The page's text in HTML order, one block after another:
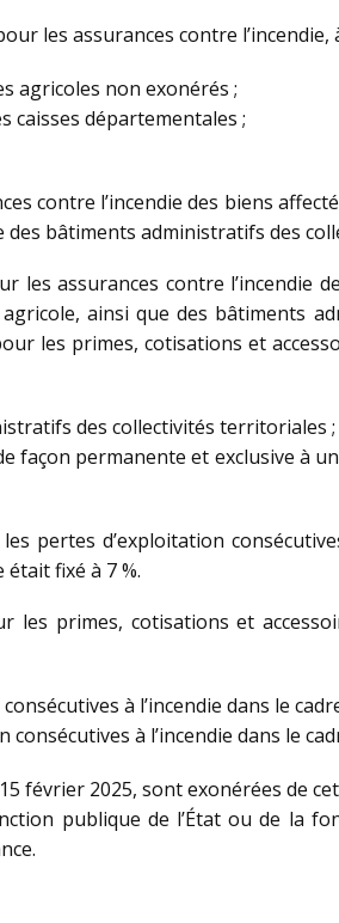
les assurances contre l’incendie,
agricoles non exonérés ;
caisses départementales ;
contre l’incendie des biens
bâtiments administratifs des
assurances contre l’incendie
ainsi que des bâtiments
les primes, cotisations et
des collectivités territoriales ;
façon permanente et exclusive à
pertes d’exploitation
fixé à 7 %.
primes, cotisations et
à l’incendie dans le
à l’incendie dans le
février 2025, sont exonérées de
publique de l’État ou de la